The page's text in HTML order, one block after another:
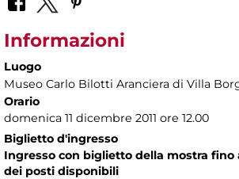
Informazioni
Luogo
Museo Carlo Bilotti Aranciera di Villa
Orario
domenica 11 dicembre 2011 ore 12.00
Biglietto d'ingresso
Ingresso con biglietto della mostra fino
dei posti disponibili